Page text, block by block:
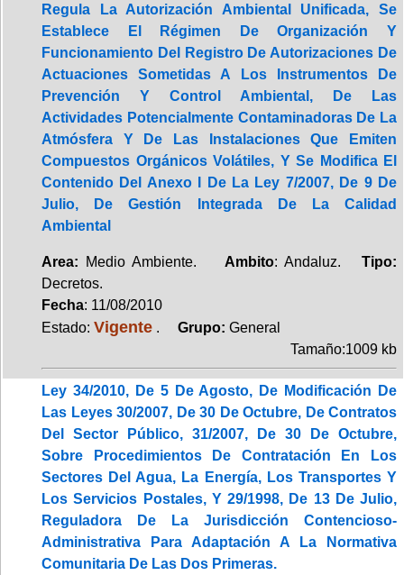
Regula La Autorización Ambiental Unificada, Se
Establece El Régimen De Organización Y
Funcionamiento Del Registro De Autorizaciones De
Actuaciones Sometidas A Los Instrumentos De
Prevención Y Control Ambiental, De Las
Actividades Potencialmente Contaminadoras De La
Atmósfera Y De Las Instalaciones Que Emiten
Compuestos Orgánicos Volátiles, Y Se Modifica El
Contenido Del Anexo I De La Ley 7/2007, De 9 De
Julio, De Gestión Integrada De La Calidad
Ambiental
Area: Medio Ambiente. Ambito: Andaluz.Tipo:
Decretos.
Fecha: 11/08/2010
Estado: Vigente . Grupo: General
Tamaño:1009 kb
Ley 34/2010, De 5 De Agosto, De Modificación De
Las Leyes 30/2007, De 30 De Octubre, De Contratos
Del Sector Público, 31/2007, De 30 De Octubre,
Sobre Procedimientos De Contratación En Los
Sectores Del Agua, La Energía, Los Transportes Y
Los Servicios Postales, Y 29/1998, De 13 De Julio,
Reguladora De La Jurisdicción Contencioso-
Administrativa Para Adaptación A La Normativa
Comunitaria De Las Dos Primeras.